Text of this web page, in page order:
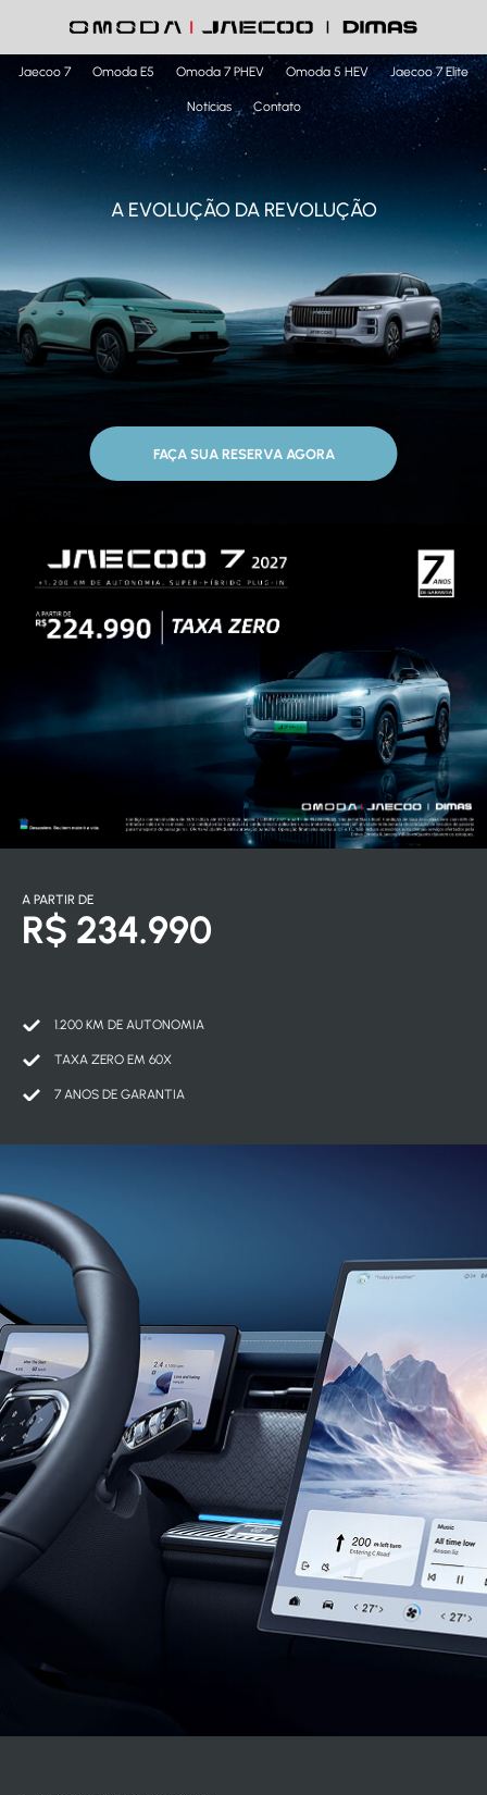
Jaecoo 7 Omoda E5 Omoda 7 PHEV Omoda 5 HEV Jaecoo 7 Elite
Notícias Contato
A EVOLUÇÃO DA REVOLUÇÃO
FAÇA SUA RESERVA AGORA
A PARTIR DE
R$ 234.990
1.200 KM DE AUTONOMIA
TAXA ZERO EM 60X
7 ANOS DE GARANTIA